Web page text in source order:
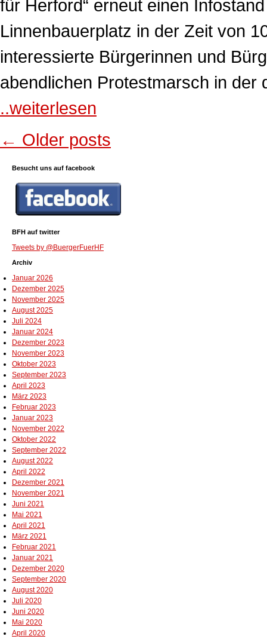
für Herford“ erneut einen
Linnenbauerplatz in der Zeit von
interessierte Bürgerinnen und
abendlichen Protestmarsch in der
..weiterlesen
← Older posts
Besucht uns auf facebook
BFH auf twitter
Tweets by @BuergerFuerHF
Archiv
Januar 2026
Dezember 2025
November 2025
August 2025
Juli 2024
Januar 2024
Dezember 2023
November 2023
Oktober 2023
September 2023
April 2023
März 2023
Februar 2023
Januar 2023
November 2022
Oktober 2022
September 2022
August 2022
April 2022
Dezember 2021
November 2021
Juni 2021
Mai 2021
April 2021
März 2021
Februar 2021
Januar 2021
Dezember 2020
September 2020
August 2020
Juli 2020
Juni 2020
Mai 2020
April 2020